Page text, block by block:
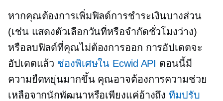
หากคุณต้องการเพิ่มฟิลด์การชำระเงินบางส่วน
(เช่น แสดงตัวเลือกวันที่หรือจำกัดชั่วโมงว่าง)
หรือลบฟิลด์ที่คุณไม่ต้องการออก การอัปเดตจะ
อัปเดตแล้ว ช่องพิเศษใน Ecwid API ตอนนี้มี
ความยืดหยุ่นมากขึ้น คุณอาจต้องการความช่วย
เหลือจากนักพัฒนาหรือเพียงแค่อ้างถึงทีมปรับ